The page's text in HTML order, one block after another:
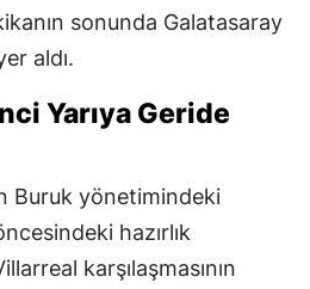
sonunda Galatasaray
aldı.
Yarıya Geride
Buruk yönetimindeki
hazırlık
karşılaşmasının